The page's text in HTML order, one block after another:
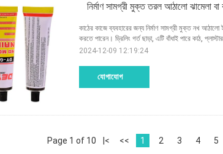
নির্মাণ সামগ্রী মুক্ত তরল আঠালো ঝামেলা
যোগাযোগ
কাঠের কাজে ব্যবহারের জন্য নির্মাণ সামগ্রী মুক্ত নখ
করতে পারেন। ড্রিলিং গর্ত ছাড়া, এটি বাঁধাই পারে কাঠ,
2024-12-09 12:19:24
Page 1 of 10 |< << 1 2 3 4 5